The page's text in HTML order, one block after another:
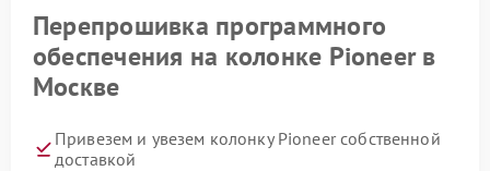
Перепрошивка программного
обеспечения на колонке Pioneer в
Москве
Привезем и увезем колонку Pioneer собственной
доставкой